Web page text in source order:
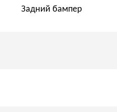
Задний бампер